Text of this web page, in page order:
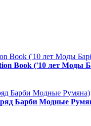
Book ('10 лет Моды
Барби Модные